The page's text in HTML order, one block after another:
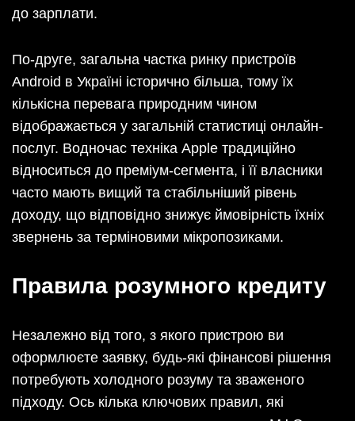
до зарплати.
По-друге, загальна частка ринку пристроїв
Android в Україні історично більша, тому їх
кількісна перевага природним чином
відображається у загальній статистиці онлайн-
послуг. Водночас техніка Apple традиційно
відноситься до преміум-сегмента, і її власники
часто мають вищий та стабільніший рівень
доходу, що відповідно знижує ймовірність їхніх
звернень за терміновими мікропозиками.
Правила розумного кредиту
Незалежно від того, з якого пристрою ви
оформлюєте заявку, будь-які фінансові рішення
потребують холодного розуму та зваженого
підходу. Ось кілька ключових правил, які